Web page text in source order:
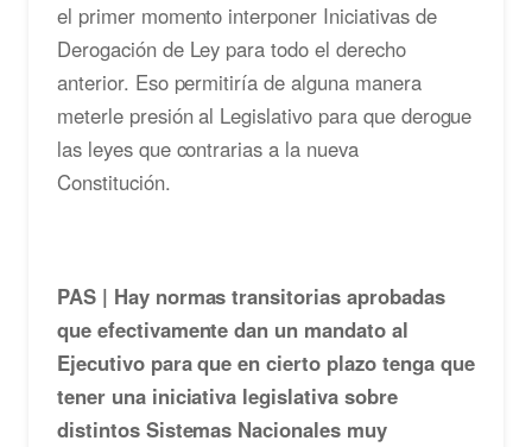
el primer momento interponer Iniciativas de
Derogación de Ley para todo el derecho
anterior. Eso permitiría de alguna manera
meterle presión al Legislativo para que derogue
las leyes que contrarias a la nueva
Constitución.
PAS | Hay normas transitorias aprobadas
que efectivamente dan un mandato al
Ejecutivo para que en cierto plazo tenga que
tener una iniciativa legislativa sobre
distintos Sistemas Nacionales muy